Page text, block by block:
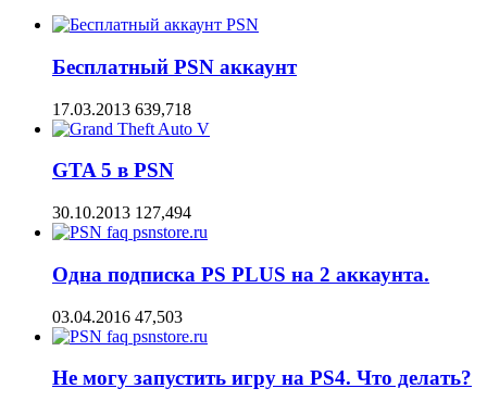
Бесплатный PSN аккаунт
17.03.2013 639,718
GTA 5 в PSN
30.10.2013 127,494
Одна подписка PS PLUS на 2 аккаунта.
03.04.2016 47,503
Не могу запустить игру на PS4. Что делать?